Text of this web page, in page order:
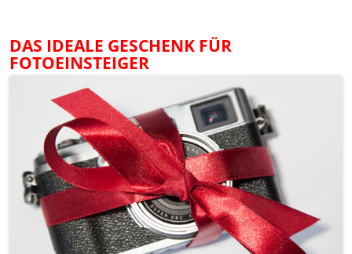
DAS IDEALE GESCHENK FÜR
FOTOEINSTEIGER